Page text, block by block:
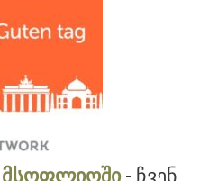
მსოფლიოში- ჩვენ